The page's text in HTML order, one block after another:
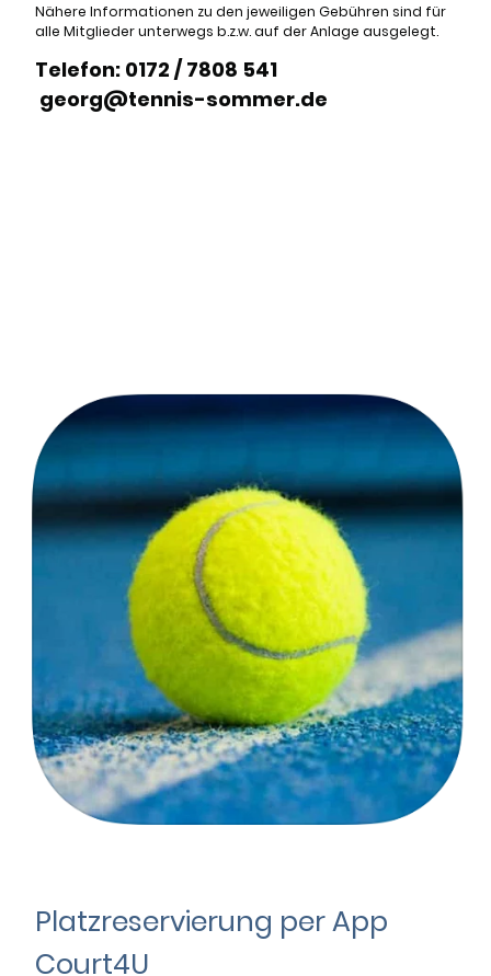
Nähere Informationen zu den jeweiligen Gebühren sind für
alle Mitglieder unterwegs b.z.w. auf der Anlage ausgelegt.
Telefon: 0172 / 7808 541
georg@tennis-sommer.de
Platzreservierung per App
Court4U